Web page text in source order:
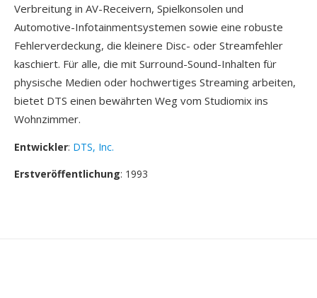
Verbreitung in AV-Receivern, Spielkonsolen und
Automotive-Infotainmentsystemen sowie eine robuste
Fehlerverdeckung, die kleinere Disc- oder Streamfehler
kaschiert. Für alle, die mit Surround-Sound-Inhalten für
physische Medien oder hochwertiges Streaming arbeiten,
bietet DTS einen bewährten Weg vom Studiomix ins
Wohnzimmer.
Entwickler: DTS, Inc.
Erstveröffentlichung: 1993